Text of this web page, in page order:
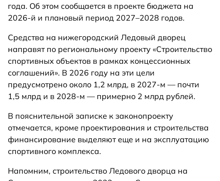
года. Об этом сообщается в проекте бюджета на
2026-й и плановый период 2027–2028 годов.
Средства на нижегородский Ледовый дворец
направят по региональному проекту «Строительство
спортивных объектов в рамках концессионных
соглашений». В 2026 году на эти цели
предусмотрено около 1,2 млрд, в 2027-м — почти
1,5 млрд и в 2028-м — примерно 2 млрд рублей.
В пояснительной записке к законопроекту
отмечается, кроме проектирования и строительства
финансирование выделяют еще и на эксплуатацию
спортивного комплекса.
Напомним, строительство Ледового дворца на